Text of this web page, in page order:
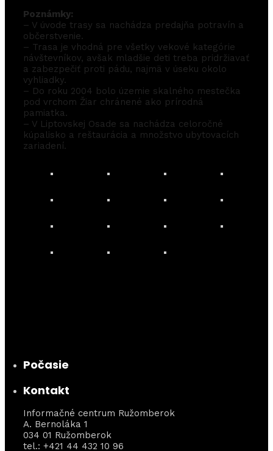
Poznámky:
– V úvode trasy sa nachádza predajňa potravín a
občerstvenie.
– Trasa je vhodná pre všetky vekové kategórie
návštevníkov, avšak mladšie deti treba pridržiavať
a zabezpečiť proti pádu, najmä v úseku okolo
vyhliadky.
– Do roku 2004 bolo územie skalného mestečka
pod vrchom Žiar chránené ako prírodná
pamiatka.
– V Liptovskej Osade sa nachádza celoročné
kúpalisko a reštaurácia a množstvo ubytovacích
zariadení.
Počasie
Kontakt
Informačné centrum Ružomberok
A. Bernoláka 1
034 01 Ružomberok
tel.: +421 44 432 10 96